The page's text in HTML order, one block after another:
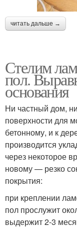
читать дальше →
Стелим
пол.
основания
Ни частный дом,
поверхности для
бетонному, и к
производится
через некоторое
новому — резко
покрытия:
при креплении
пол прослужит
выдержит 2-3